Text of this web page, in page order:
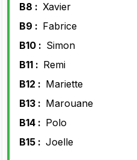
B8 : Xavier
B9 : Fabrice
B10 : Simon
B11 : Remi
B12 : Mariette
B13 : Marouane
B14 : Polo
B15 : Joelle